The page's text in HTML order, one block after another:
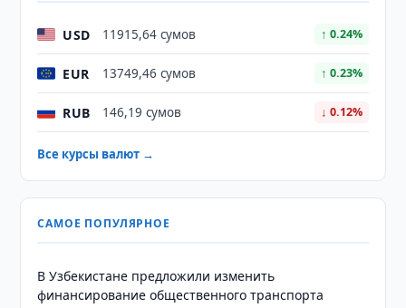
USD 11915,64 сумов ↑ 0.24%
EUR 13749,46 сумов ↑ 0.23%
RUB 146,19 сумов ↓ 0.12%
Все курсы валют →
САМОЕ ПОПУЛЯРНОЕ
В Узбекистане предложили изменить
финансирование общественного транспорта